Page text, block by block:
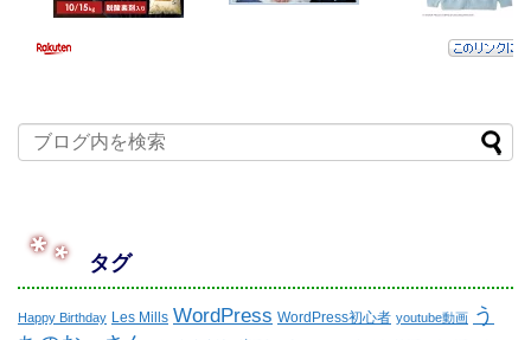
タグ
Happy Birthday Les Mills WordPress WordPress初心者 youtube動画 う